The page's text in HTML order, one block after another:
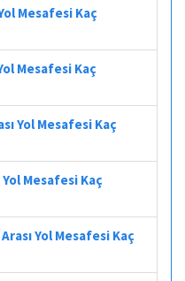
Mesafesi Kaç
Mesafesi Kaç
Yol Mesafesi Kaç
Mesafesi Kaç
Yol Mesafesi Kaç